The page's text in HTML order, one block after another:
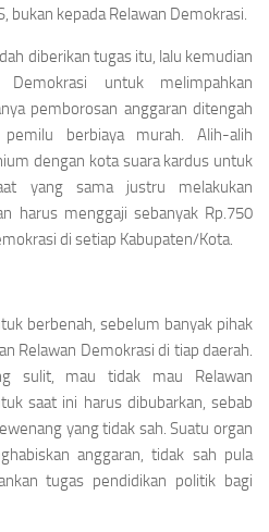
bukan kepada Relawan Demokrasi.
diberikan tugas itu, lalu kemudian
untuk melimpahkan
pemborosan anggaran ditengah
pemilu berbiaya murah. Alih-alih
dengan kota suara kardus untuk
yang sama justru melakukan
harus menggaji sebanyak Rp.750
di setiap Kabupaten/Kota.
berbenah, sebelum banyak pihak
Relawan Demokrasi di tiap daerah.
sulit, mau tidak mau Relawan
saat ini harus dibubarkan, sebab
yang tidak sah. Suatu organ
anggaran, tidak sah pula
tugas pendidikan politik bagi